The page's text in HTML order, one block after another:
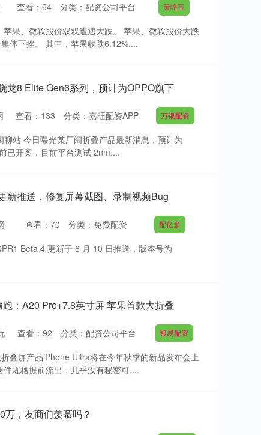
查看： 64 分类： 配资公司平台 策略宝
果、微软股价双双遭遇大跌。 苹果、微软股价大跌
体下挫。 其中，苹果收跌6.12%....
龙8 Elite Gen6系列，预计为OPPO旗下
查看： 133 分类： 嘉旺配资APP 万银配资
站 今日曝光某厂阔折叠产品最新消息，预计为
已开案，目前平台测试 2nm....
新推送，修复屏幕截图、录制视频Bug
查看： 70 分类： 免费配资 配亿多
Beta 4 更新于 6 月 10 日推送，版本号为
：A20 Pro+7.8英寸屏 苹果首款大折叠
查看： 92 分类： 配资公司平台 银易配资
叠屏产品iPhone Ultra将在今年秋季的新品发布会上
规格提前流出，几乎没有秘密可....
，友商们羡慕吗？